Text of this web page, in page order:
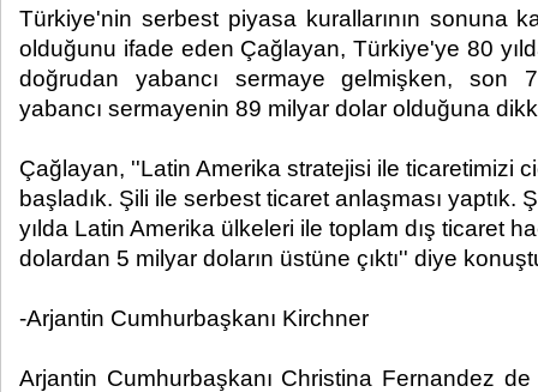
Türkiye'nin serbest piyasa kurallarının sonuna
olduğunu ifade eden Çağlayan, Türkiye'ye 80
doğrudan yabancı sermaye gelmişken, son
yabancı sermayenin 89 milyar dolar olduğuna
Çağlayan, ''Latin Amerika stratejisi ile ticaretimizi
başladık. Şili ile serbest ticaret anlaşması yaptık.
yılda Latin Amerika ülkeleri ile toplam dış ticaret
dolardan 5 milyar doların üstüne çıktı'' diye
-Arjantin Cumhurbaşkanı Kirchner
Arjantin Cumhurbaşkanı Christina Fernandez